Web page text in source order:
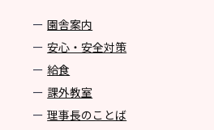
園舎案内
安心・安全対策
給食
課外教室
理事長のことば